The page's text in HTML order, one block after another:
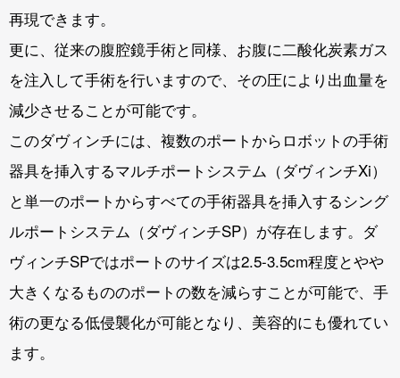
再現できます。
更に、従来の腹腔鏡手術と同様、お腹に二酸化炭素ガス
を注入して手術を行いますので、その圧により出血量を
減少させることが可能です。
このダヴィンチには、複数のポートからロボットの手術
器具を挿入するマルチポートシステム（ダヴィンチXi）
と単一のポートからすべての手術器具を挿入するシング
ルポートシステム（ダヴィンチSP）が存在します。ダ
ヴィンチSPではポートのサイズは2.5-3.5cm程度とやや
大きくなるもののポートの数を減らすことが可能で、手
術の更なる低侵襲化が可能となり、美容的にも優れてい
ます。